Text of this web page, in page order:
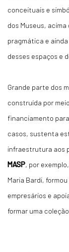
conceituais e
dos Museus,
pragmática e
desses espaços e
Grande parte dos
construída por
financiamento
casos, sustenta
infraestrutura aos
MASP, por
Maria Bardi,
empresários e
formar uma